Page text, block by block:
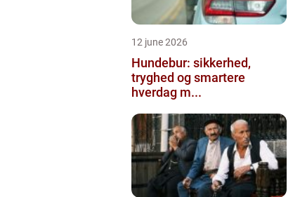
12 june 2026
Hundebur: sikkerhed,
tryghed og smartere
hverdag m...